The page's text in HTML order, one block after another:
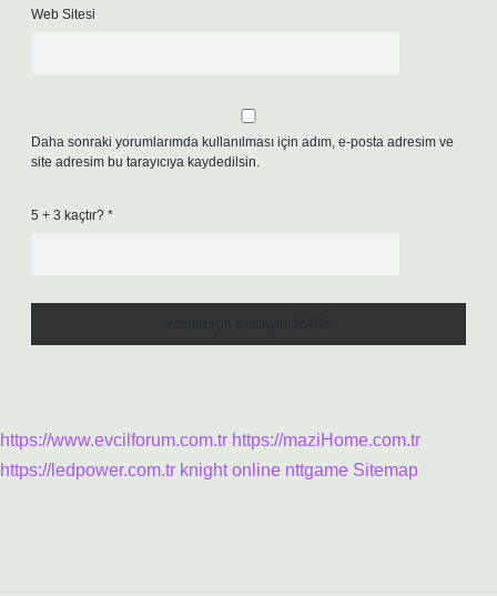
Web Sitesi
Daha sonraki yorumlarımda kullanılması için adım, e-posta adresim ve
site adresim bu tarayıcıya kaydedilsin.
5 + 3 kaçtır? *
https://www.evcilforum.com.tr https://maziHome.com.tr
https://ledpower.com.tr knight online nttgame Sitemap